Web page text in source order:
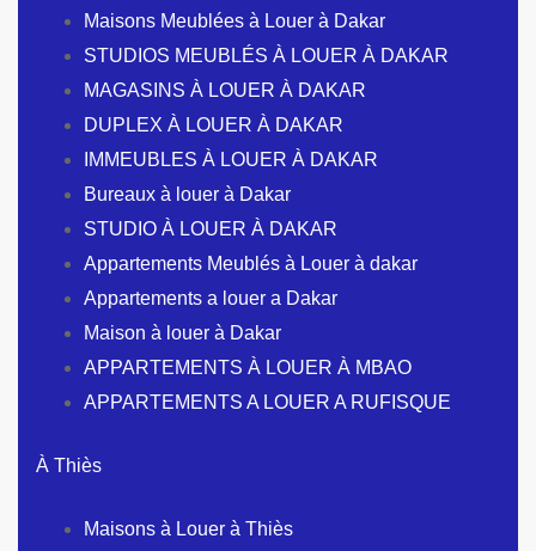
Maisons Meublées à Louer à Dakar
STUDIOS MEUBLÉS À LOUER À DAKAR
MAGASINS À LOUER À DAKAR
DUPLEX À LOUER À DAKAR
IMMEUBLES À LOUER À DAKAR
Bureaux à louer à Dakar
STUDIO À LOUER À DAKAR
Appartements Meublés à Louer à dakar
Appartements a louer a Dakar
Maison à louer à Dakar
APPARTEMENTS À LOUER À MBAO
APPARTEMENTS A LOUER A RUFISQUE
À Thiès
Maisons à Louer à Thiès